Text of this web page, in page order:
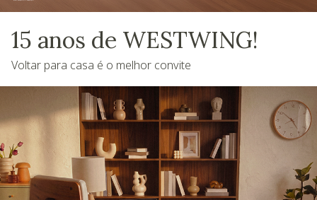
15 anos de WESTWING!
Voltar para casa é o melhor convite